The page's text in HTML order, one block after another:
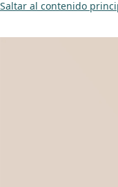
Saltar al contenido